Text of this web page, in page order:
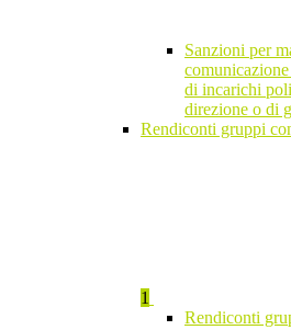
Sanzioni per
di incarichi
direzione o di
Rendiconti gruppi
1
Rendiconti